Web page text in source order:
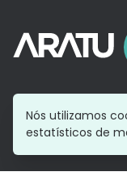
Nós utilizamos
estatísticos de